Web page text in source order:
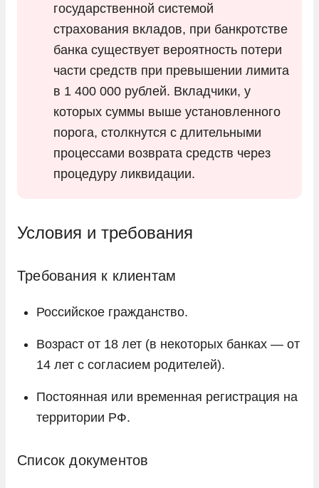
государственной системой
страхования вкладов, при банкротстве
банка существует вероятность потери
части средств при превышении лимита
в 1 400 000 рублей. Вкладчики, у
которых суммы выше установленного
порога, столкнутся с длительными
процессами возврата средств через
процедуру ликвидации.
Условия и требования
Требования к клиентам
Российское гражданство.
Возраст от 18 лет (в некоторых банках — от
14 лет с согласием родителей).
Постоянная или временная регистрация на
территории РФ.
Список документов